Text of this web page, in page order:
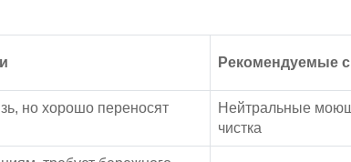
Рекомендуемые
но хорошо переносят
Нейтральные
чистка